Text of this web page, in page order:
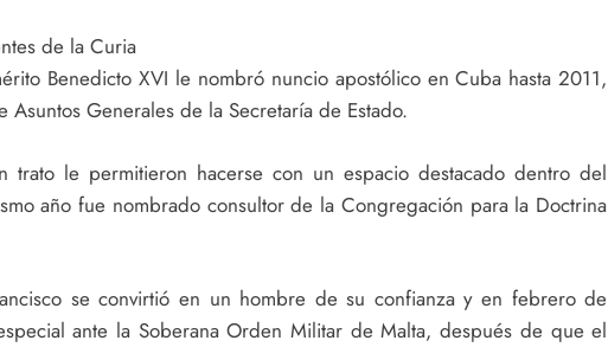
de la Curia
Benedicto XVI le nombró nuncio apostólico en Cuba hasta 2011,
Generales de la Secretaría de Estado.
trato le permitieron hacerse con un espacio destacado dentro del
año fue nombrado consultor de la Congregación para la Doctrina
se convirtió en un hombre de su confianza y en febrero de
ante la Soberana Orden Militar de Malta, después de que el